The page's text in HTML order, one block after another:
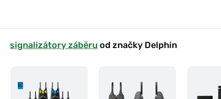
signalizátory záběru od značky Delphin